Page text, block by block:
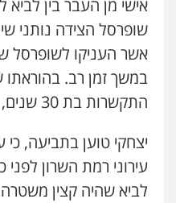
אישי מן העבר בין לביא
שופרסל הצידה נותני
אשר העניקו לשופרסל
במשך זמן רב.
התקשרות בת 30 שנים, וזאת באופן מבזה".
יצחקי טוען בתביעה,
לביא שהיה קצין